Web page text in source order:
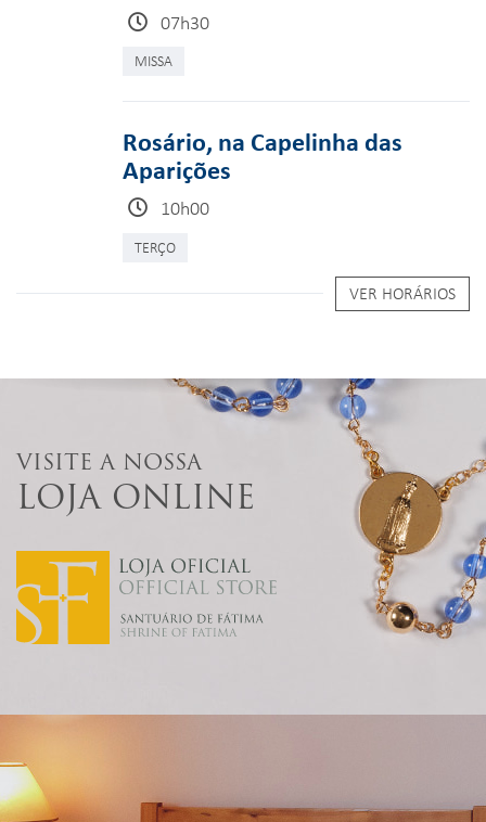
07h30
MISSA
Rosário, na Capelinha das
Aparições
10h00
TERÇO
VER HORÁRIOS
VISITE A NOSSA
LOJA ONLINE